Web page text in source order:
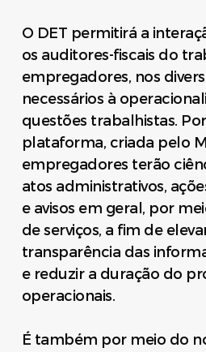
O DET permitirá a
os auditores-fiscais do
empregadores, nos
necessários à
questões trabalhistas.
plataforma, criada pelo
empregadores terão
atos administrativos,
e avisos em geral, por
de serviços, a fim de
transparência das
e reduzir a duração do
operacionais.
É também por meio do